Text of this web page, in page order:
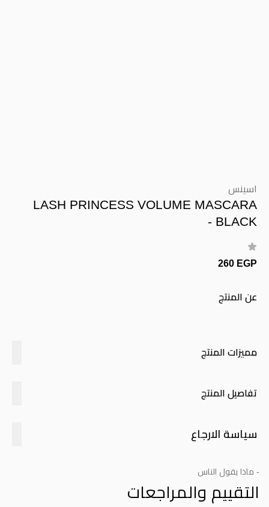
اسينس
LASH PRINCESS VOLUME MASCARA
- BLACK
260 EGP
عن المنتج
مميزات المنتج
تفاصيل المنتج
سياسة الارجاع
- ماذا يقول الناس
التقييم والمراجعات